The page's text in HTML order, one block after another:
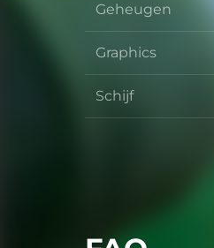
Geheugen
Graphics
Schijf